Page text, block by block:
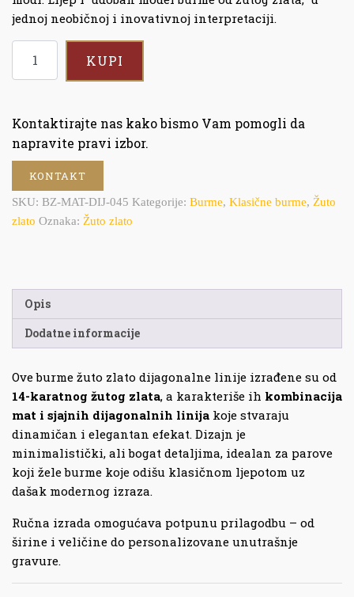
jednoj neobičnoj i inovativnoj interpretaciji.
KUPI
Kontaktirajte nas kako bismo Vam pomogli da
napravite pravi izbor.
KONTAKT
SKU: BZ-MAT-DIJ-045 Kategorije: Burme, Klasične burme, Žuto
zlato Oznaka: Žuto zlato
Opis
Dodatne informacije
Ove burme žuto zlato dijagonalne linije izrađene su od
14-karatnog žutog zlata, a karakteriše ih kombinacija
mat i sjajnih dijagonalnih linija koje stvaraju
dinamičan i elegantan efekat. Dizajn je
minimalistički, ali bogat detaljima, idealan za parove
koji žele burme koje odišu klasičnom ljepotom uz
dašak modernog izraza.
Ručna izrada omogućava potpunu prilagodbu – od
širine i veličine do personalizovane unutrašnje
gravure.